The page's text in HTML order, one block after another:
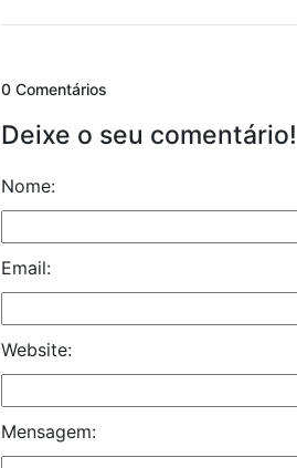
0 Comentários
Deixe o seu comentário!
Nome:
Email:
Website:
Mensagem: